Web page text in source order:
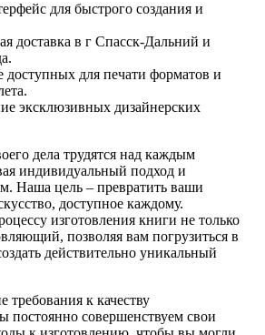
для быстрого создания и
доставка в г Спасск-Дальний и
доступных для печати форматов и
эксклюзивных дизайнерских
дела трудятся над каждым
индивидуальный подход и
Наша цель – превратить ваши
доступное каждому.
изготовления книги не только
позволяя вам погрузиться в
действительно уникальный
требования к качеству
постоянно совершенствуем свои